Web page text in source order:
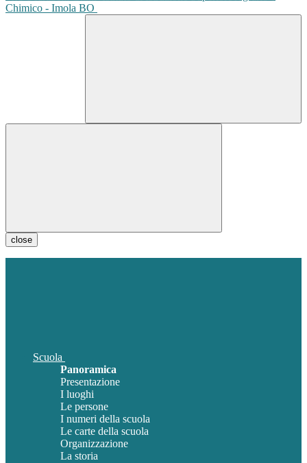
Chimico - Imola BO
close
Scuola
Panoramica
Presentazione
I luoghi
Le persone
I numeri della scuola
Le carte della scuola
Organizzazione
La storia